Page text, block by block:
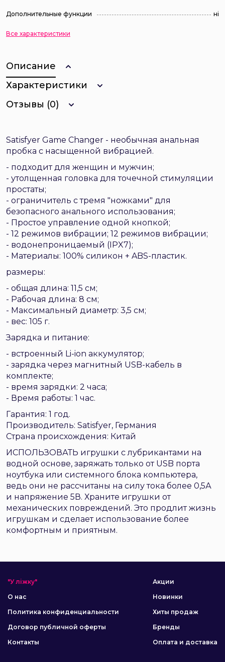
Дополнительные функции ні
Все характеристики
Описание
Характеристики
Отзывы (0)
Satisfyer Game Changer - необычная анальная
пробка с насыщенной вибрацией.
- подходит для женщин и мужчин;
- утолщенная головка для точечной стимуляции
простаты;
- ограничитель с тремя "ножками" для
безопасного анального использования;
- Простое управление одной кнопкой;
- 12 режимов вибрации; 12 режимов вибрации;
- водонепроницаемый (IPX7);
- Материалы: 100% силикон + ABS-пластик.
размеры:
- общая длина: 11,5 см;
- Рабочая длина: 8 см;
- Максимальный диаметр: 3,5 см;
- вес: 105 г.
Зарядка и питание:
- встроенный Li-ion аккумулятор;
- зарядка через магнитный USB-кабель в
комплекте;
- время зарядки: 2 часа;
- Время работы: 1 час.
Гарантия: 1 год.
Производитель: Satisfyer, Германия
Страна происхождения: Китай
ИСПОЛЬЗОВАТЬ игрушки с лубрикантами на
водной основе, заряжать только от USB порта
ноутбука или системного блока компьютера,
ведь они не рассчитаны на силу тока более 0,5А
и напряжение 5В. Храните игрушки от
механических повреждений. Это продлит жизнь
игрушкам и сделает использование более
комфортным и приятным.
"У ліжку"
О нас
Политика конфиденциальности
Договор публичной оферты
Контакты
Акции
Новинки
Хиты продаж
Бренды
Оплата и доставка